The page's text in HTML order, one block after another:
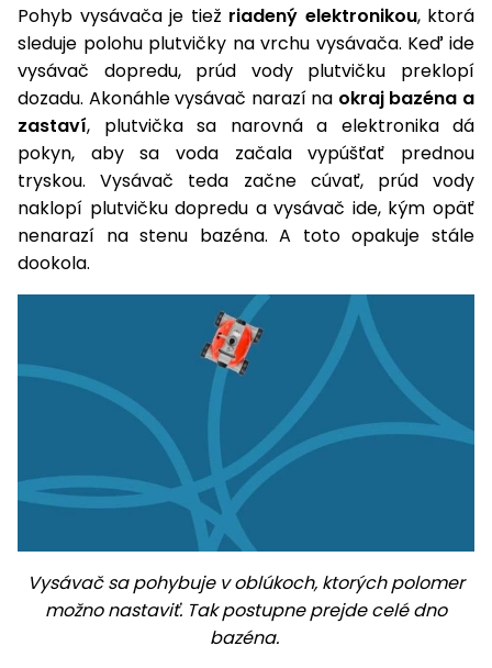
Pohyb vysávača je tiež riadený elektronikou, ktorá
sleduje polohu plutvičky na vrchu vysávača. Keď ide
vysávač dopredu, prúd vody plutvičku preklopí
dozadu. Akonáhle vysávač narazí na okraj bazéna a
zastaví, plutvička sa narovná a elektronika dá
pokyn, aby sa voda začala vypúšťať prednou
tryskou. Vysávač teda začne cúvať, prúd vody
naklopí plutvičku dopredu a vysávač ide, kým opäť
nenarazí na stenu bazéna. A toto opakuje stále
dookola.
Vysávač sa pohybuje v oblúkoch, ktorých polomer
možno nastaviť. Tak postupne prejde celé dno
bazéna.